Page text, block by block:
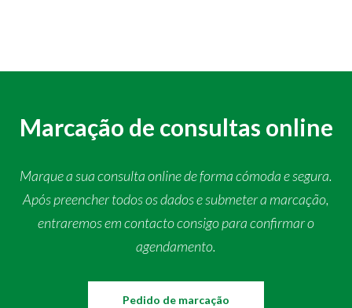
Marcação de consultas online
Marque a sua consulta online de forma cómoda e segura.
Após preencher todos os dados e submeter a marcação,
entraremos em contacto consigo para confirmar o
agendamento.
Pedido de marcação